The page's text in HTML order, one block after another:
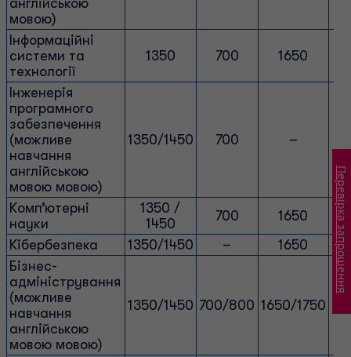
англійською
мовою)
Інформаційні
системи та
технології
1350 700 1650
Інженерія
програмного
забезпечення
(можливе
навчання
англійською
мовою мовою)
1350/1450 700 –
Комп’ютерні
науки
1350 /
1450
700 1650
Кібербезпека
1350/1450 –
1650
Бізнес-
адміністрування
(можливе
навчання
англійською
мовою мовою)
1350/1450 700/800 1650/1750
Перевірка запрошення